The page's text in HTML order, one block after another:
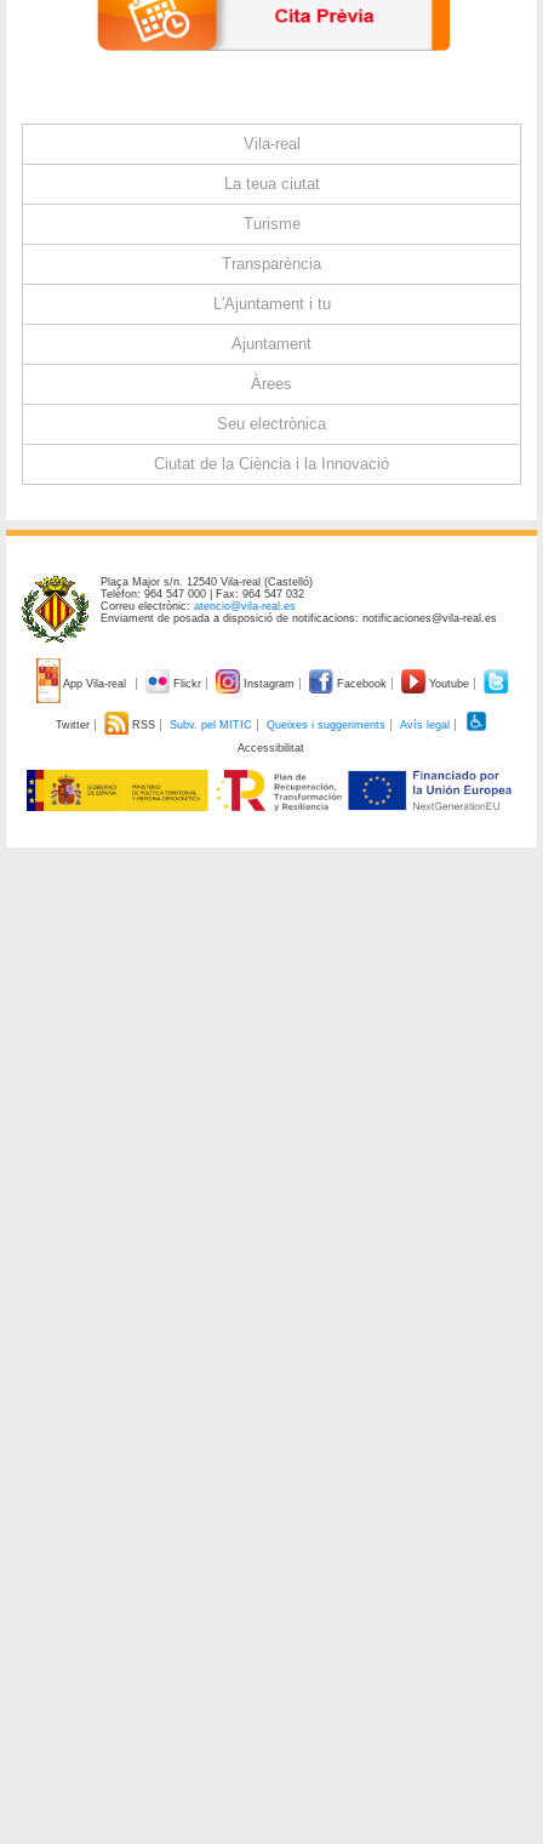
Vila-real
La teua ciutat
Turisme
Transparència
L'Ajuntament i tu
Ajuntament
Àrees
Seu electrònica
Ciutat de la Ciència i la Innovació
Plaça Major s/n. 12540 Vila-real (Castelló)
Telèfon: 964 547 000 | Fax: 964 547 032
Correu electrònic:atencio@vila-real.es
Enviament de posada a disposició de notificacions: notificaciones@vila-real.es
App Vila-real Flickr Instagram Facebook Youtube
Twitter RSS Subv. pel MITIC Queixes i suggeriments
Avís legal
Accessibilitat